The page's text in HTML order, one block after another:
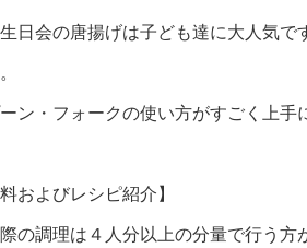
日会の唐揚げは子ども達に大人気で
ン・フォークの使い方がすごく上手
料およびレシピ紹介】
の調理は４人分以上の分量で行う方